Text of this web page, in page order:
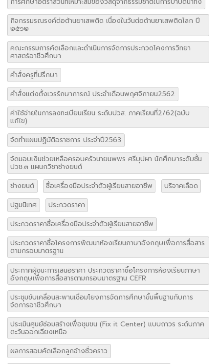
กิจกรรมรณรงค์ต่อต้านยาเสพติด เนื่องในวันต่อต้านยาเสพติดโลก ปี
๒๕๖๒
คณะกรรมการคัดเลือกและดำเนินการจัดการประกวดโคงการวิทยา
ศาสตร์อาชีวศึกษา
คำสั่งครูที่ปรึกษา
คำสั่งแต่งตั้งเวรรักษาการณ์ ประจำเดือนพฤศจิกายน2562
ค่าใช้จ่ายในการลงทะเบียนเรียน ระดับปวส. ภาคเรียนที่2/62(ฉบับ
แก้ไข)
จัดทำแผนปฏิบัติอราชการ ประจำปี2563
จัดมอบเงินช่วยเหลือครอบครัวนายนพพร ศรีบุปผา นักศึกษาระดับชั้น
ปวช.๓ แผนกวิชาช่างยนต์
ช่างยนต์
ซื้อเครื่องมือประจำตัวผู้เรียนสายอาชีพ
บริจาคเลือด
ปฐมนิเทศ
ประกวดราคา
ประกวดราคาซื้อเครื่องมือประจำตัวผู้เรียนสายอาชีพ
ประกวดราคาซื้อโครงการพัฒนาห้องเรียนภาษาอังกฤษเพื่อการสื่อสาร
ตามกรอบมาตรฐาน
ประกาศผู้ชนะการเสนอราคา ประกวดราคาซื้อโครงการห้องเรียนภาษา
อังกฤษเพื่อการสื่อสารตามกรอบมาตรฐาน CEFR
ประชุมขับเคลื่อนสะพานเชื่อมโยงการจัดการศึกษาขั้นพื้นฐานกับการ
จัดการอาชีวศึกษา
ประเมินศูนย์ซ่อมสร้างเพื่อชุมขน (Fix it Center) แบบถาวร ระดับภาค
ตะวันออกเฉียงเหนือ
ผลการสอบคัดเลือกลูกจ้างชั่วคราว